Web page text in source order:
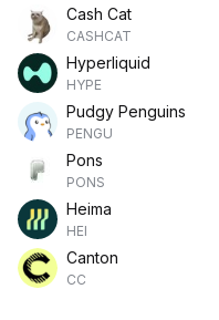
Cash Cat
CASHCAT
Hyperliquid
HYPE
Pudgy Penguins
PENGU
Pons
PONS
Heima
HEI
Canton
CC